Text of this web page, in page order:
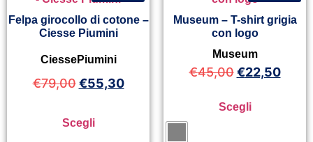
Felpa girocollo di cotone –
Ciesse Piumini
CiessePiumini
€79,00 €55,30
Scegli
Museum – T-shirt grigia
con logo
Museum
€45,00 €22,50
Scegli